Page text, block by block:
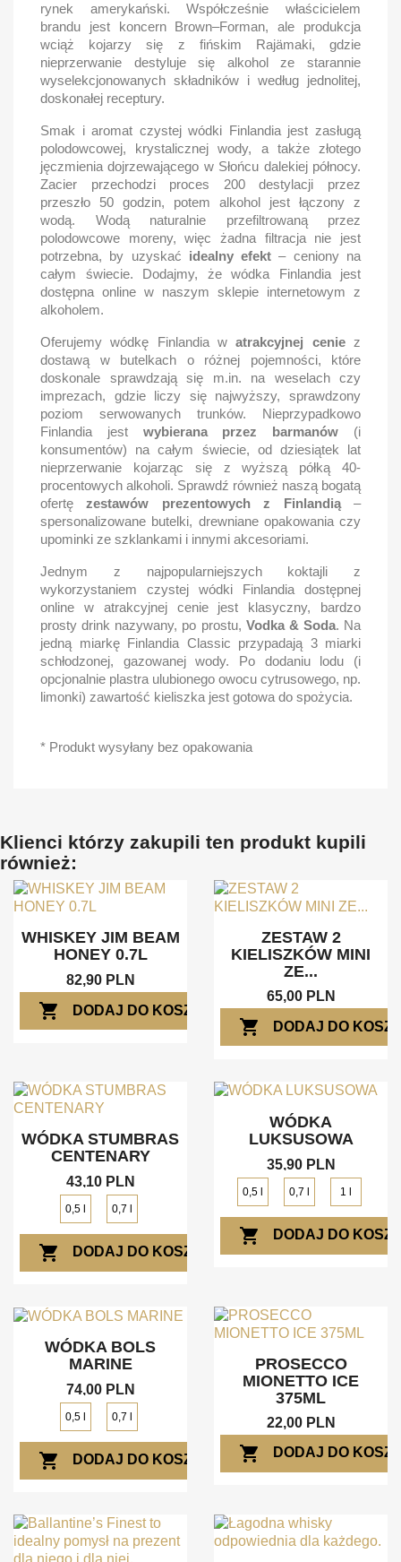
rynek amerykański. Współcześnie właścicielem
brandu jest koncern Brown–Forman, ale produkcja
wciąż kojarzy się z fińskim Rajämaki, gdzie
nieprzerwanie destyluje się alkohol ze starannie
wyselekcjonowanych składników i według jednolitej,
doskonałej receptury.
Smak i aromat czystej wódki Finlandia jest zasługą
polodowcowej, krystalicznej wody, a także złotego
jęczmienia dojrzewającego w Słońcu dalekiej północy.
Zacier przechodzi proces 200 destylacji przez
przeszło 50 godzin, potem alkohol jest łączony z
wodą. Wodą naturalnie przefiltrowaną przez
polodowcowe moreny, więc żadna filtracja nie jest
potrzebna, by uzyskać idealny efekt – ceniony na
całym świecie. Dodajmy, że wódka Finlandia jest
dostępna online w naszym sklepie internetowym z
alkoholem.
Oferujemy wódkę Finlandia watrakcyjnej ceniez
dostawą w butelkach o różnej pojemności, które
doskonale sprawdzają się m.in. na weselach czy
imprezach, gdzie liczy się najwyższy, sprawdzony
poziom serwowanych trunków. Nieprzypadkowo
Finlandia jest wybierana przez barmanów (i
konsumentów) na całym świecie, od dziesiątek lat
nieprzerwanie kojarząc się z wyższą półką 40-
procentowych alkoholi. Sprawdź również naszą bogatą
ofertęzestawów prezentowych z Finlandią–
spersonalizowane butelki, drewniane opakowania czy
upominki ze szklankami i innymi akcesoriami.
Jednym z najpopularniejszych koktajli z
wykorzystaniem czystej wódki Finlandia dostępnej
online w atrakcyjnej cenie jest klasyczny, bardzo
prosty drink nazywany, po prostu, Vodka & Soda. Na
jedną miarkę Finlandia Classic przypadają 3 miarki
schłodzonej, gazowanej wody. Po dodaniu lodu (i
opcjonalnie plastra ulubionego owocu cytrusowego, np.
limonki) zawartość kieliszka jest gotowa do spożycia.
* Produkt wysyłany bez opakowania
Klienci którzy zakupili ten produkt kupili
również:
WHISKEY JIM BEAM
HONEY 0.7L
82,90 PLN
shopping_cart DODAJ DO KOSZYKA
ZESTAW 2
KIELISZKÓW MINI
ZE...
65,00 PLN
shopping_cart DODAJ DO
WÓDKA STUMBRAS
CENTENARY
43,10 PLN
0,5 l 0,7 l
shopping_cart DODAJ DO KOSZYKA
WÓDKA
LUKSUSOWA
35,90 PLN
0,5 l 0,7 l 1 l
shopping_cart DODAJ DO
WÓDKA BOLS
MARINE
74,00 PLN
0,5 l 0,7 l
shopping_cart DODAJ DO KOSZYKA
PROSECCO
MIONETTO ICE
375ML
22,00 PLN
shopping_cart DODAJ DO